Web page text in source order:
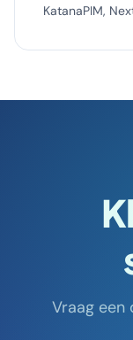
KatanaPIM,
Vraag een